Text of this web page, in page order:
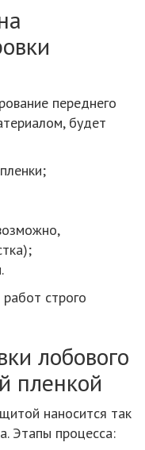
переднего
будет
строго
лобового
пленкой
наносится так
Этапы процесса: